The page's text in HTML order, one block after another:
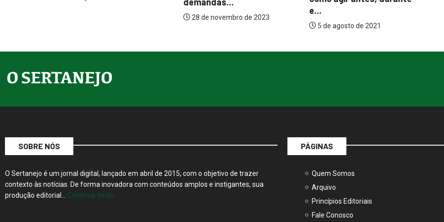
SOBRE NÓS
O Sertanejo é um jornal digital, lançado em abril de 2015, com o objetivo de trazer
contexto às notícias. De forma inovadora com conteúdos amplos e instigantes, sua
produção editorial… Continue lendo…
PÁGINAS
Quem Somos
Arquivo
Princípios Editoriais
Fale Conosco